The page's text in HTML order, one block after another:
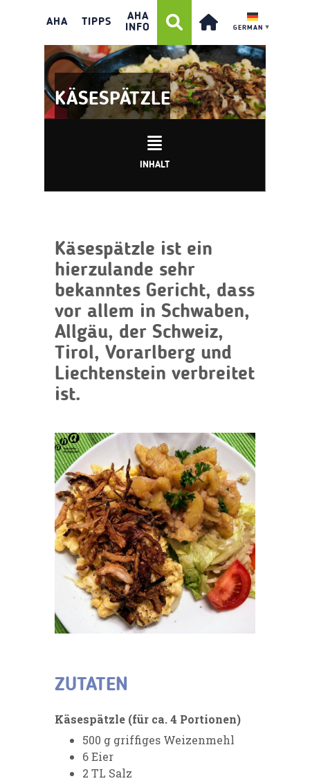
AHA TIPPS
AHA
INFO
GERMAN ▼
KÄSESPÄTZLE
INHALT
Käsespätzle ist ein
hierzulande sehr
bekanntes Gericht, dass
vor allem in Schwaben,
Allgäu, der Schweiz,
Tirol, Vorarlberg und
Liechtenstein verbreitet
ist.
ZUTATEN
Käsespätzle (für ca. 4 Portionen)
500 g griffiges Weizenmehl
6 Eier
2 TL Salz